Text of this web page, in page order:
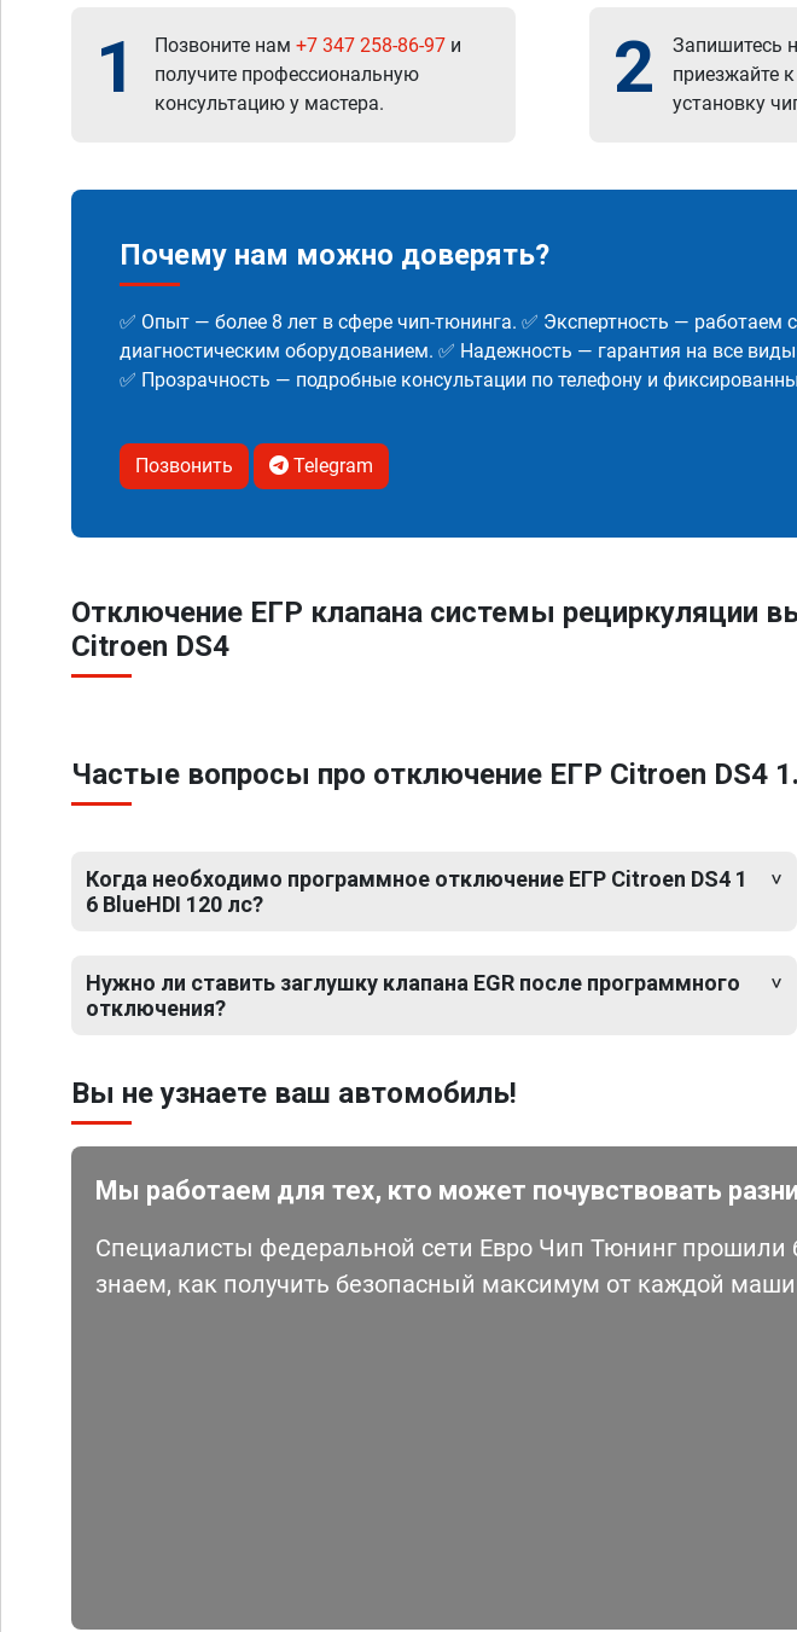
1 Позвоните нам +7 347 258-86-97 и
получите профессиональную
консультацию у мастера.
2
Запишитесь
приезжайте
установку
Почему нам можно доверять?
✅ Опыт — более 8 лет в сфере чип-тюнинга. ✅ Экспертность —
диагностическим оборудованием. ✅ Надежность — гарантия на все
✅ Прозрачность — подробные консультации по телефону и
Позвонить Telegram
Отключение ЕГР клапана системы рециркуляции
Citroen DS4
Частые вопросы про отключение ЕГР Citroen DS4
Когда необходимо программное отключение ЕГР Citroen DS4 1
6 BlueHDI 120 лс?
Нужно ли ставить заглушку клапана EGR после программного
отключения?
Вы не узнаете ваш автомобиль!
Мы работаем для тех, кто может почувствовать
Специалисты федеральной сети Евро Чип Тюнинг прошили
знаем, как получить безопасный максимум от каждой